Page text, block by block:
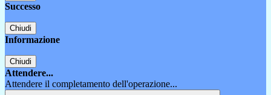
Successo
Chiudi
Informazione
Chiudi
Attendere...
Attendere il completamento dell'operazione...